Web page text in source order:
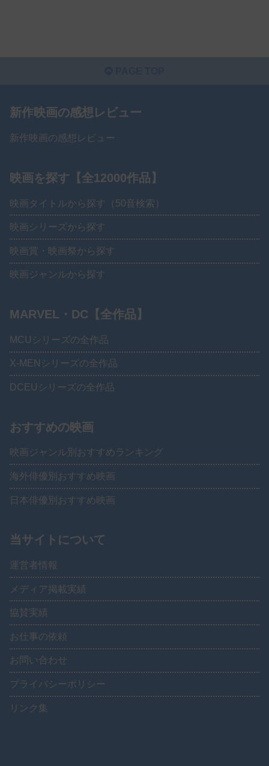
新作映画の感想レビュー
新作映画の感想レビュー
映画を探す【全12000作品】
映画タイトルから探す（50音検索）
映画シリーズから探す
映画賞・映画祭から探す
映画ジャンルから探す
MARVEL・DC【全作品】
MCUシリーズの全作品
X-MENシリーズの全作品
DCEUシリーズの全作品
おすすめの映画
映画ジャンル別おすすめランキング
海外俳優別おすすめ映画
日本俳優別おすすめ映画
当サイトについて
運営者情報
メディア掲載実績
協賛実績
お仕事の依頼
お問い合わせ
プライバシーポリシー
リンク集